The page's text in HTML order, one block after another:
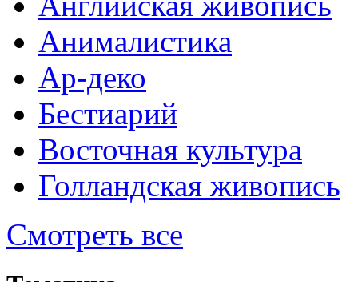
Анималистика
Ар-деко
Бестиарий
Восточная культура
Голландская живопись
Смотреть все